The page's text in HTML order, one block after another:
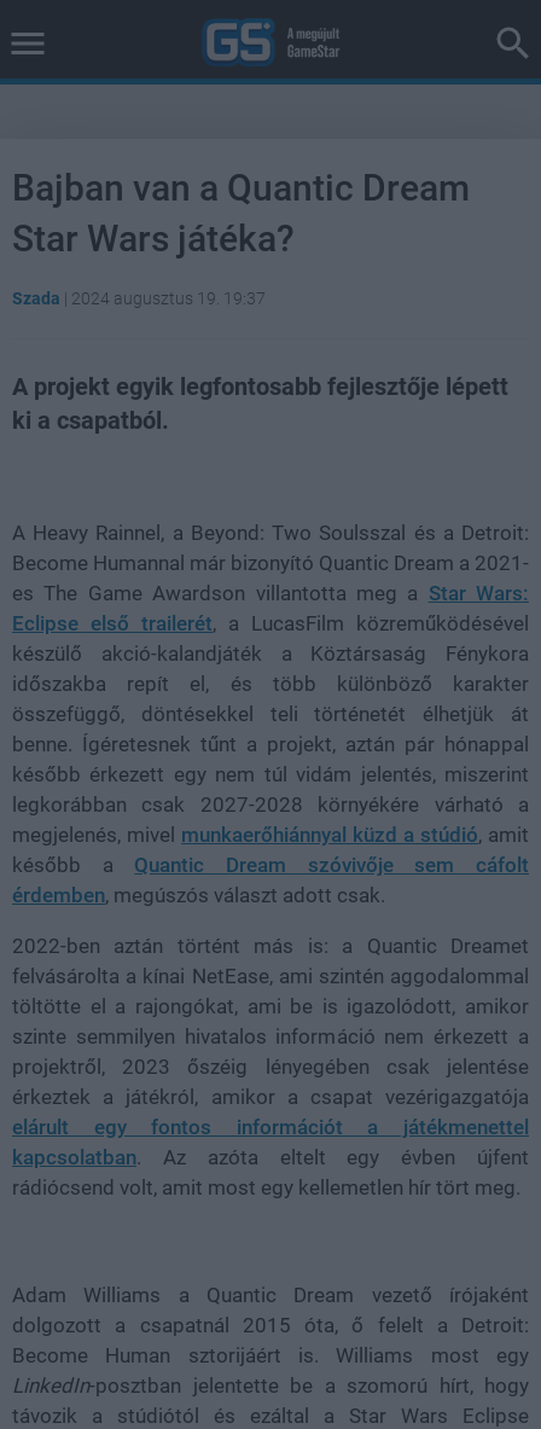
Bajban van a Quantic Dream
Star Wars játéka?
Szada | 2024 augusztus 19. 19:37
A projekt egyik legfontosabb fejlesztője lépett
ki a csapatból.
A Heavy Rainnel, a Beyond: Two Soulsszal és a Detroit:
Become Humannal már bizonyító Quantic Dream a 2021-
es The Game Awardson villantotta meg a Star Wars:
Eclipse első trailerét, a LucasFilm közreműködésével
készülő akció-kalandjáték a Köztársaság Fénykora
időszakba repít el, és több különböző karakter
összefüggő, döntésekkel teli történetét élhetjük át
benne. Ígéretesnek tűnt a projekt, aztán pár hónappal
később érkezett egy nem túl vidám jelentés, miszerint
legkorábban csak 2027-2028 környékére várható a
megjelenés, mivel munkaerőhiánnyal küzd a stúdió, amit
később a Quantic Dream szóvivője sem cáfolt
érdemben, megúszós választ adott csak.
2022-ben aztán történt más is: a Quantic Dreamet
felvásárolta a kínai NetEase, ami szintén aggodalommal
töltötte el a rajongókat, ami be is igazolódott, amikor
szinte semmilyen hivatalos információ nem érkezett a
projektről, 2023 őszéig lényegében csak jelentése
érkeztek a játékról, amikor a csapat vezérigazgatója
elárult egy fontos információt a játékmenettel
kapcsolatban. Az azóta eltelt egy évben újfent
rádiócsend volt, amit most egy kellemetlen hír tört meg.
Adam Williams a Quantic Dream vezető írójaként
dolgozott a csapatnál 2015 óta, ő felelt a Detroit:
Become Human sztorijáért is. Williams most egy
LinkedIn-posztban jelentette be a szomorú hírt, hogy
távozik a stúdiótól és ezáltal a Star Wars Eclipse